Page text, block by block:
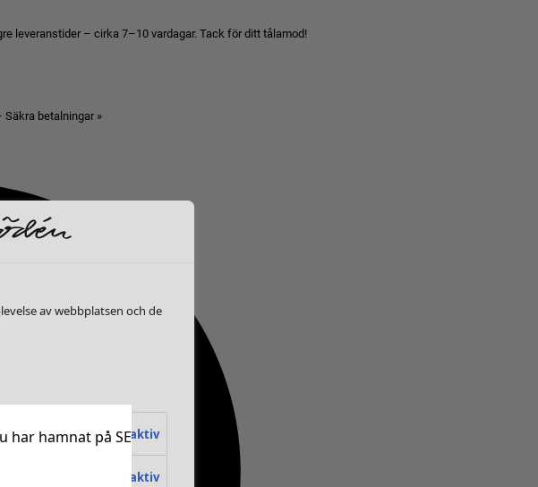
leveranstider – cirka 7–10 vardagar. Tack för ditt tålamod!
betalningar »
har hamnat på SE
av webbplatsen och de
Alltid aktiv
Alltid aktiv